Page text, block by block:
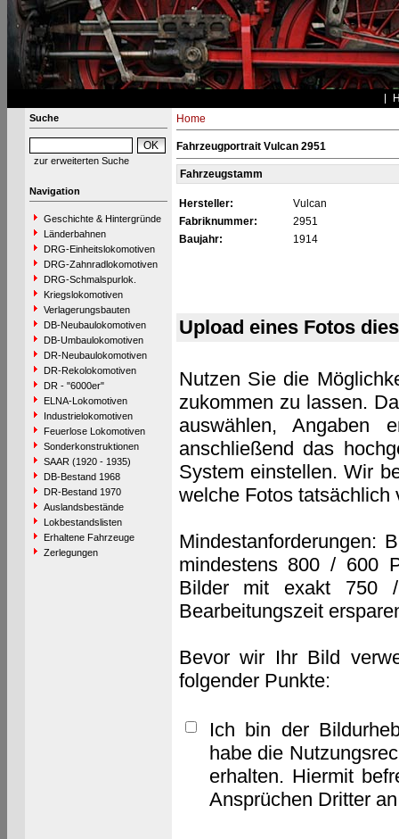
Suche
zur erweiterten Suche
Navigation
Geschichte & Hintergründe
Länderbahnen
DRG-Einheitslokomotiven
DRG-Zahnradlokomotiven
DRG-Schmalspurlok.
Kriegslokomotiven
Verlagerungsbauten
DB-Neubaulokomotiven
DB-Umbaulokomotiven
DR-Neubaulokomotiven
DR-Rekolokomotiven
DR - "6000er"
ELNA-Lokomotiven
Industrielokomotiven
Feuerlose Lokomotiven
Sonderkonstruktionen
SAAR (1920 - 1935)
DB-Bestand 1968
DR-Bestand 1970
Auslandsbestände
Lokbestandslisten
Erhaltene Fahrzeuge
Zerlegungen
Home
Fahrzeugportrait Vulcan 2951
Fahrzeugstamm
Hersteller:
Vulcan
Fabriknummer:
2951
Baujahr:
1914
Upload eines Fotos
Nutzen Sie die
zukommen zu lassen.
auswählen, Angaben
anschließend das
System einstellen. Wir
welche Fotos tatsächlich
Mindestanforderungen:
mindestens 800 / 600
Bilder mit exakt 750
Bearbeitungszeit
Bevor wir Ihr Bild
folgender Punkte:
Ich bin der
habe die
erhalten. Hiermit
Ansprüchen Dritter